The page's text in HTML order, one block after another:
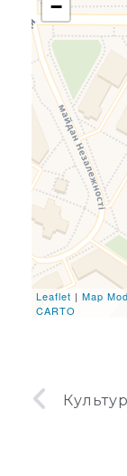
−
Leaflet | Map
CARTO